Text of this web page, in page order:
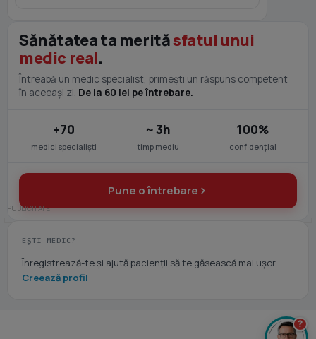
Sănătatea ta merităsfatul unui
medic real.
Întreabă un medic specialist, primești un răspuns competent
în aceeași zi. De la 60 lei pe întrebare.
+70
medici specialiști
~ 3h
timp mediu
100%
confidențial
Pune o întrebare
EȘTI MEDIC?
Înregistrează-te și ajută pacienții să te găsească mai ușor.
Creează profil
?